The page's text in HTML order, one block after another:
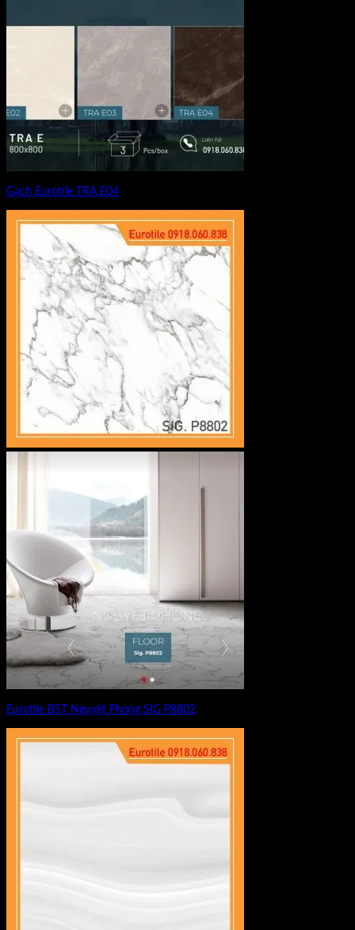
Gạch Eurotile TRA E04
Eurotile BST Nguyệt Phong SIG P8802